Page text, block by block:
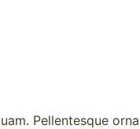
Pellentesque